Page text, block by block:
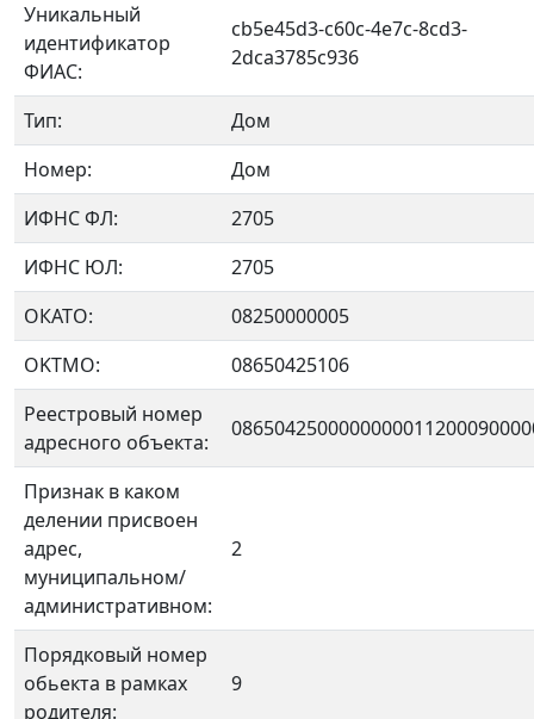
Уникальный
идентификатор
ФИАС:
cb5e45d3-c60c-4e7c-8cd3-
2dca3785c936
Тип:
Дом
Номер:
Дом
ИФНС ФЛ:
2705
ИФНС ЮЛ:
2705
ОКАТО:
08250000005
OKTMO:
08650425106
Реестровый номер
адресного объекта:
Признак в каком
делении присвоен
адрес,
муниципальном/
административном:
2
Порядковый номер
обьекта в рамках
родителя:
9